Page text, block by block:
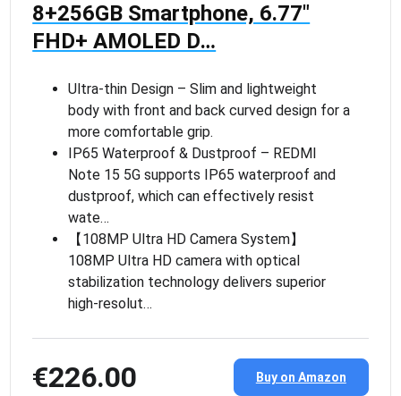
8+256GB Smartphone, 6.77″
FHD+ AMOLED D…
Ultra-thin Design – Slim and lightweight
body with front and back curved design for a
more comfortable grip.
IP65 Waterproof & Dustproof – REDMI
Note 15 5G supports IP65 waterproof and
dustproof, which can effectively resist
wate…
【108MP Ultra HD Camera System】
108MP Ultra HD camera with optical
stabilization technology delivers superior
high-resolut…
€226.00 Buy on Amazon